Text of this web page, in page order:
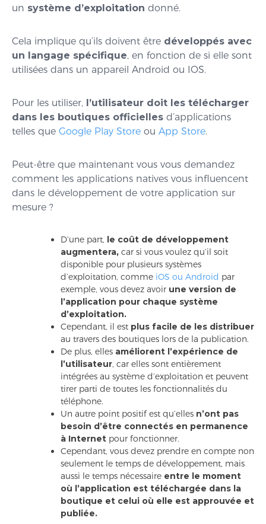
un système d’exploitation donné.
Cela implique qu’ils doivent être développés avec
un langage spécifique, en fonction de si elle sont
utilisées dans un appareil Android ou IOS.
Pour les utiliser, l’utilisateur doit les télécharger
dans les boutiques officielles d’applications
telles que Google Play Store ou App Store.
Peut-être que maintenant vous vous demandez
comment les applications natives vous influencent
dans le développement de votre application sur
mesure ?
D’une part, le coût de développement
augmentera, car si vous voulez qu’il soit
disponible pour plusieurs systèmes
d’exploitation, comme iOS ou Android par
exemple, vous devez avoir une version de
l’application pour chaque système
d’exploitation.
Cependant, il est plus facile de les distribuer
au travers des boutiques lors de la publication.
De plus, elles améliorent l’expérience de
l’utilisateur, car elles sont entièrement
intégrées au système d’exploitation et peuvent
tirer parti de toutes les fonctionnalités du
téléphone.
Un autre point positif est qu’elles n’ont pas
besoin d’être connectés en permanence
à Internet pour fonctionner.
Cependant, vous devez prendre en compte non
seulement le temps de développement, mais
aussi le temps nécessaire entre le moment
où l’application est téléchargée dans la
boutique et celui où elle est approuvée et
publiée.